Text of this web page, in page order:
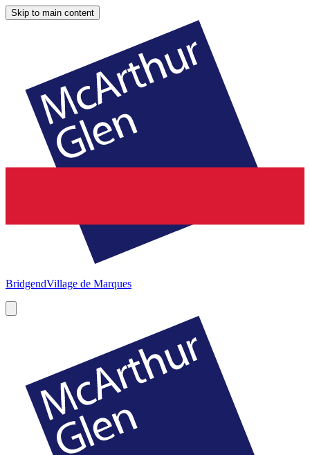
Skip to main content
BridgendVillage de Marques